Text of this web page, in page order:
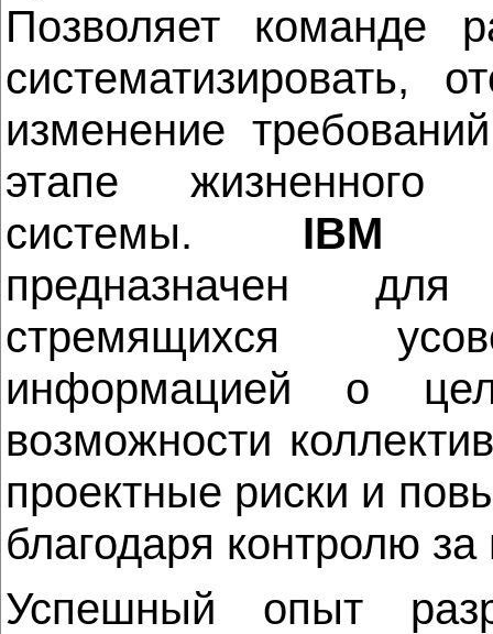
Позволяет команде
систематизировать,
изменение
этапе жизненного
системы. IBM
предназначен для
стремящихся
информацией о
возможности
проектные риски и
благодаря контролю
Успешный опыт